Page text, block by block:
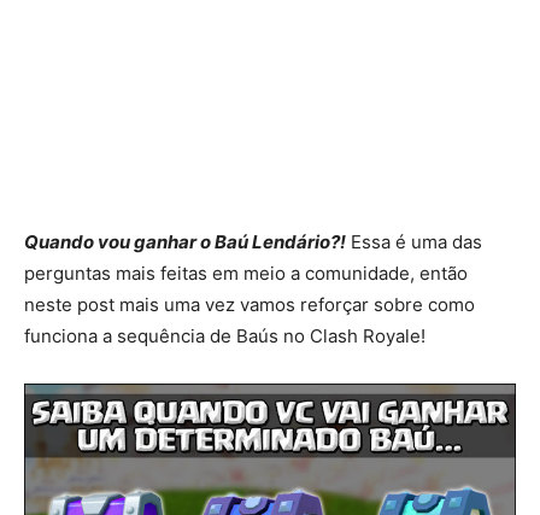
Quando vou ganhar o Baú Lendário?! Essa é uma das
perguntas mais feitas em meio a comunidade, então
neste post mais uma vez vamos reforçar sobre como
funciona a sequência de Baús no Clash Royale!